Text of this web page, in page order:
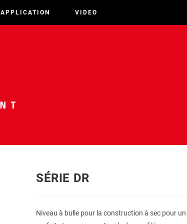
APPLICATION VIDEO
SÉRIE DR
Niveau à bulle pour la construction à sec pour